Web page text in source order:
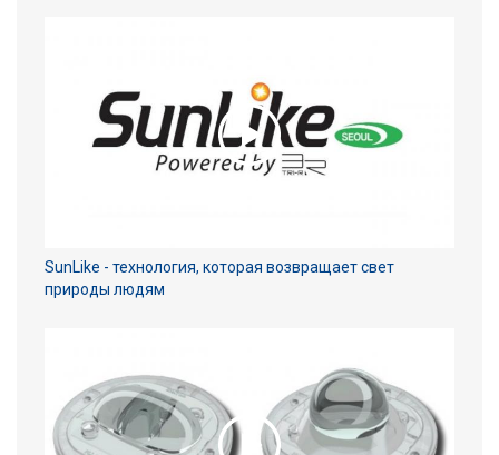
SunLike - технология, которая возвращает свет
природы людям